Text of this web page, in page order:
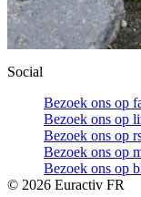
Social
Bezoek ons op
Bezoek ons op
Bezoek ons op
Bezoek ons op
Bezoek ons op
© 2026 Euractiv FR